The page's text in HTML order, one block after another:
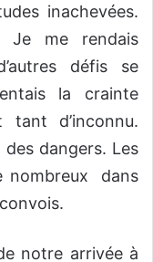
inachevées.
Je me rendais
défis se
la crainte
tant d’inconnu.
dangers. Les
nombreux dans
notre arrivée à